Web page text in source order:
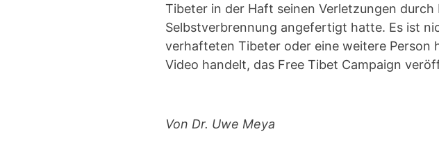
Tibeter in der Haft seinen Verletzungen
Selbstverbrennung angefertigt hatte. Es ist
verhafteten Tibeter oder eine weitere Person
Video handelt, das Free Tibet Campaign
Von Dr. Uwe Meya